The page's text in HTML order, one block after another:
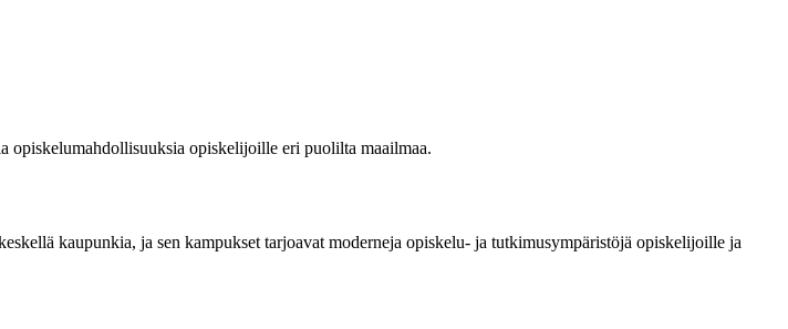
opiskelijoille eri puolilta maailmaa.
kaupunkia, ja sen kampukset tarjoavat moderneja opiskelu- ja tutkimusympäristöjä opiskelijoille ja